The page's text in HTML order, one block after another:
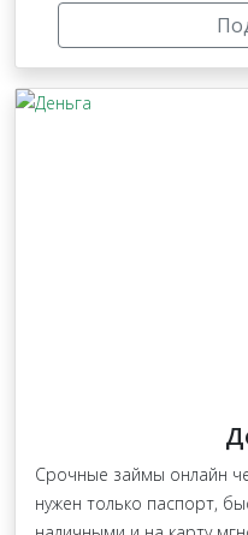
Срочные займы онлайн
нужен только паспорт,